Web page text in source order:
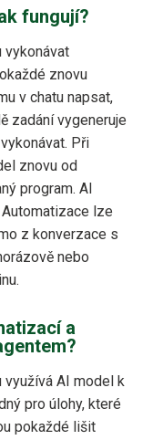
fungují?
vykonávat
znovu
v chatu napsat,
zadání vygeneruje
Při
znovu od
program. AI
lze
z konverzace s
nebo
a
využívá AI model k
pro úlohy, které
pokaždé lišit